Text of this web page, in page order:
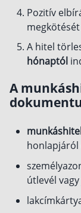
Pozitív
A hitel
hónaptól
A
útlevél